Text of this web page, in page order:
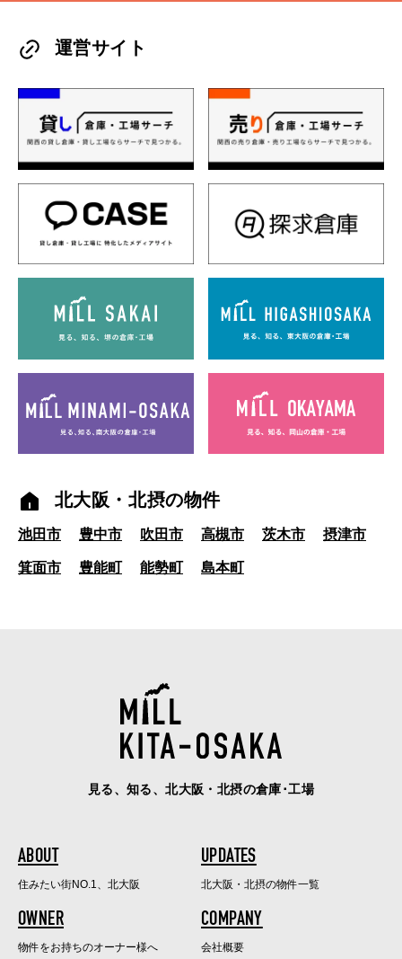
運営サイト
北大阪・北摂の物件
池田市 豊中市 吹田市 高槻市 茨木市 摂津市
箕面市 豊能町 能勢町 島本町
見る、知る、北大阪・北摂の倉庫･工場
ABOUT
住みたい街NO.1、北大阪
UPDATES
北大阪・北摂の物件一覧
OWNER
物件をお持ちのオーナー様へ
COMPANY
会社概要